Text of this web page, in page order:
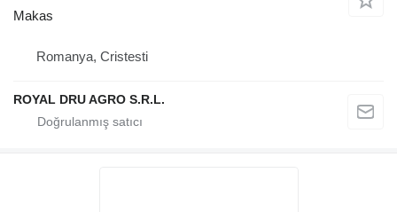
Makas
Romanya, Cristesti
ROYAL DRU AGRO S.R.L.